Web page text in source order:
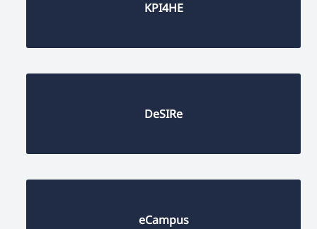
KPI4HE
DeSIRe
eCampus